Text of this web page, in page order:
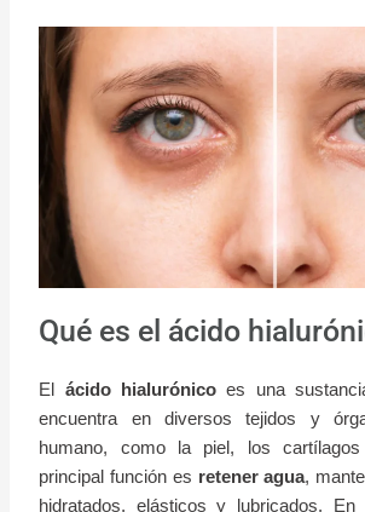
Qué es el ácido
El ácido hialurónicoes una
encuentra en diversos tejidos y
humano, como la piel, los
principal función es retener agua,
hidratados, elásticos y lubricados.